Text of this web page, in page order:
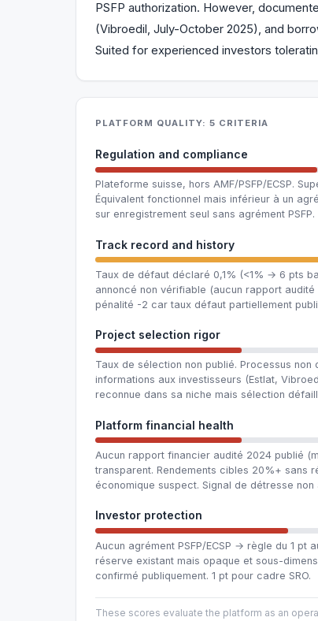
PSFP authorization. However,
(Vibroedil, July-October 2025), and
Suited for experienced investors
PLATFORM QUALITY: 5 CRITERIA
Regulation and compliance
Plateforme suisse, hors AMF/PSFP/ECSP.
Équivalent fonctionnel mais inférieur à un
sur enregistrement seul sans agrément PSFP.
Track record and history
Taux de défaut déclaré 0,1% (<1% → 6 pts
annoncé non vérifiable (aucun rapport
pénalité -2 car taux défaut partiellement
Project selection rigor
Taux de sélection non publié. Processus
informations aux investisseurs (Estlat,
reconnue dans sa niche mais sélection
Platform financial health
Aucun rapport financier audité 2024 publié
transparent. Rendements cibles 20%+ sans
économique suspect. Signal de détresse
Investor protection
Aucun agrément PSFP/ECSP → règle du 1 pt
réserve existant mais opaque et sous-
confirmé publiquement. 1 pt pour cadre SRO.
These scores evaluate the platform as an